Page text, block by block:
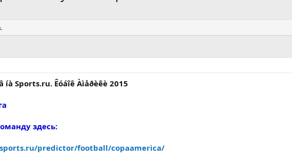
íà Sports.ru. Êóáîê Àìåðèêè 2015
здесь:
predictor/football/copaamerica/